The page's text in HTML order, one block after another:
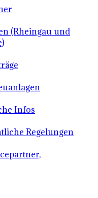
(Rheingau und
Infos
Regelungen